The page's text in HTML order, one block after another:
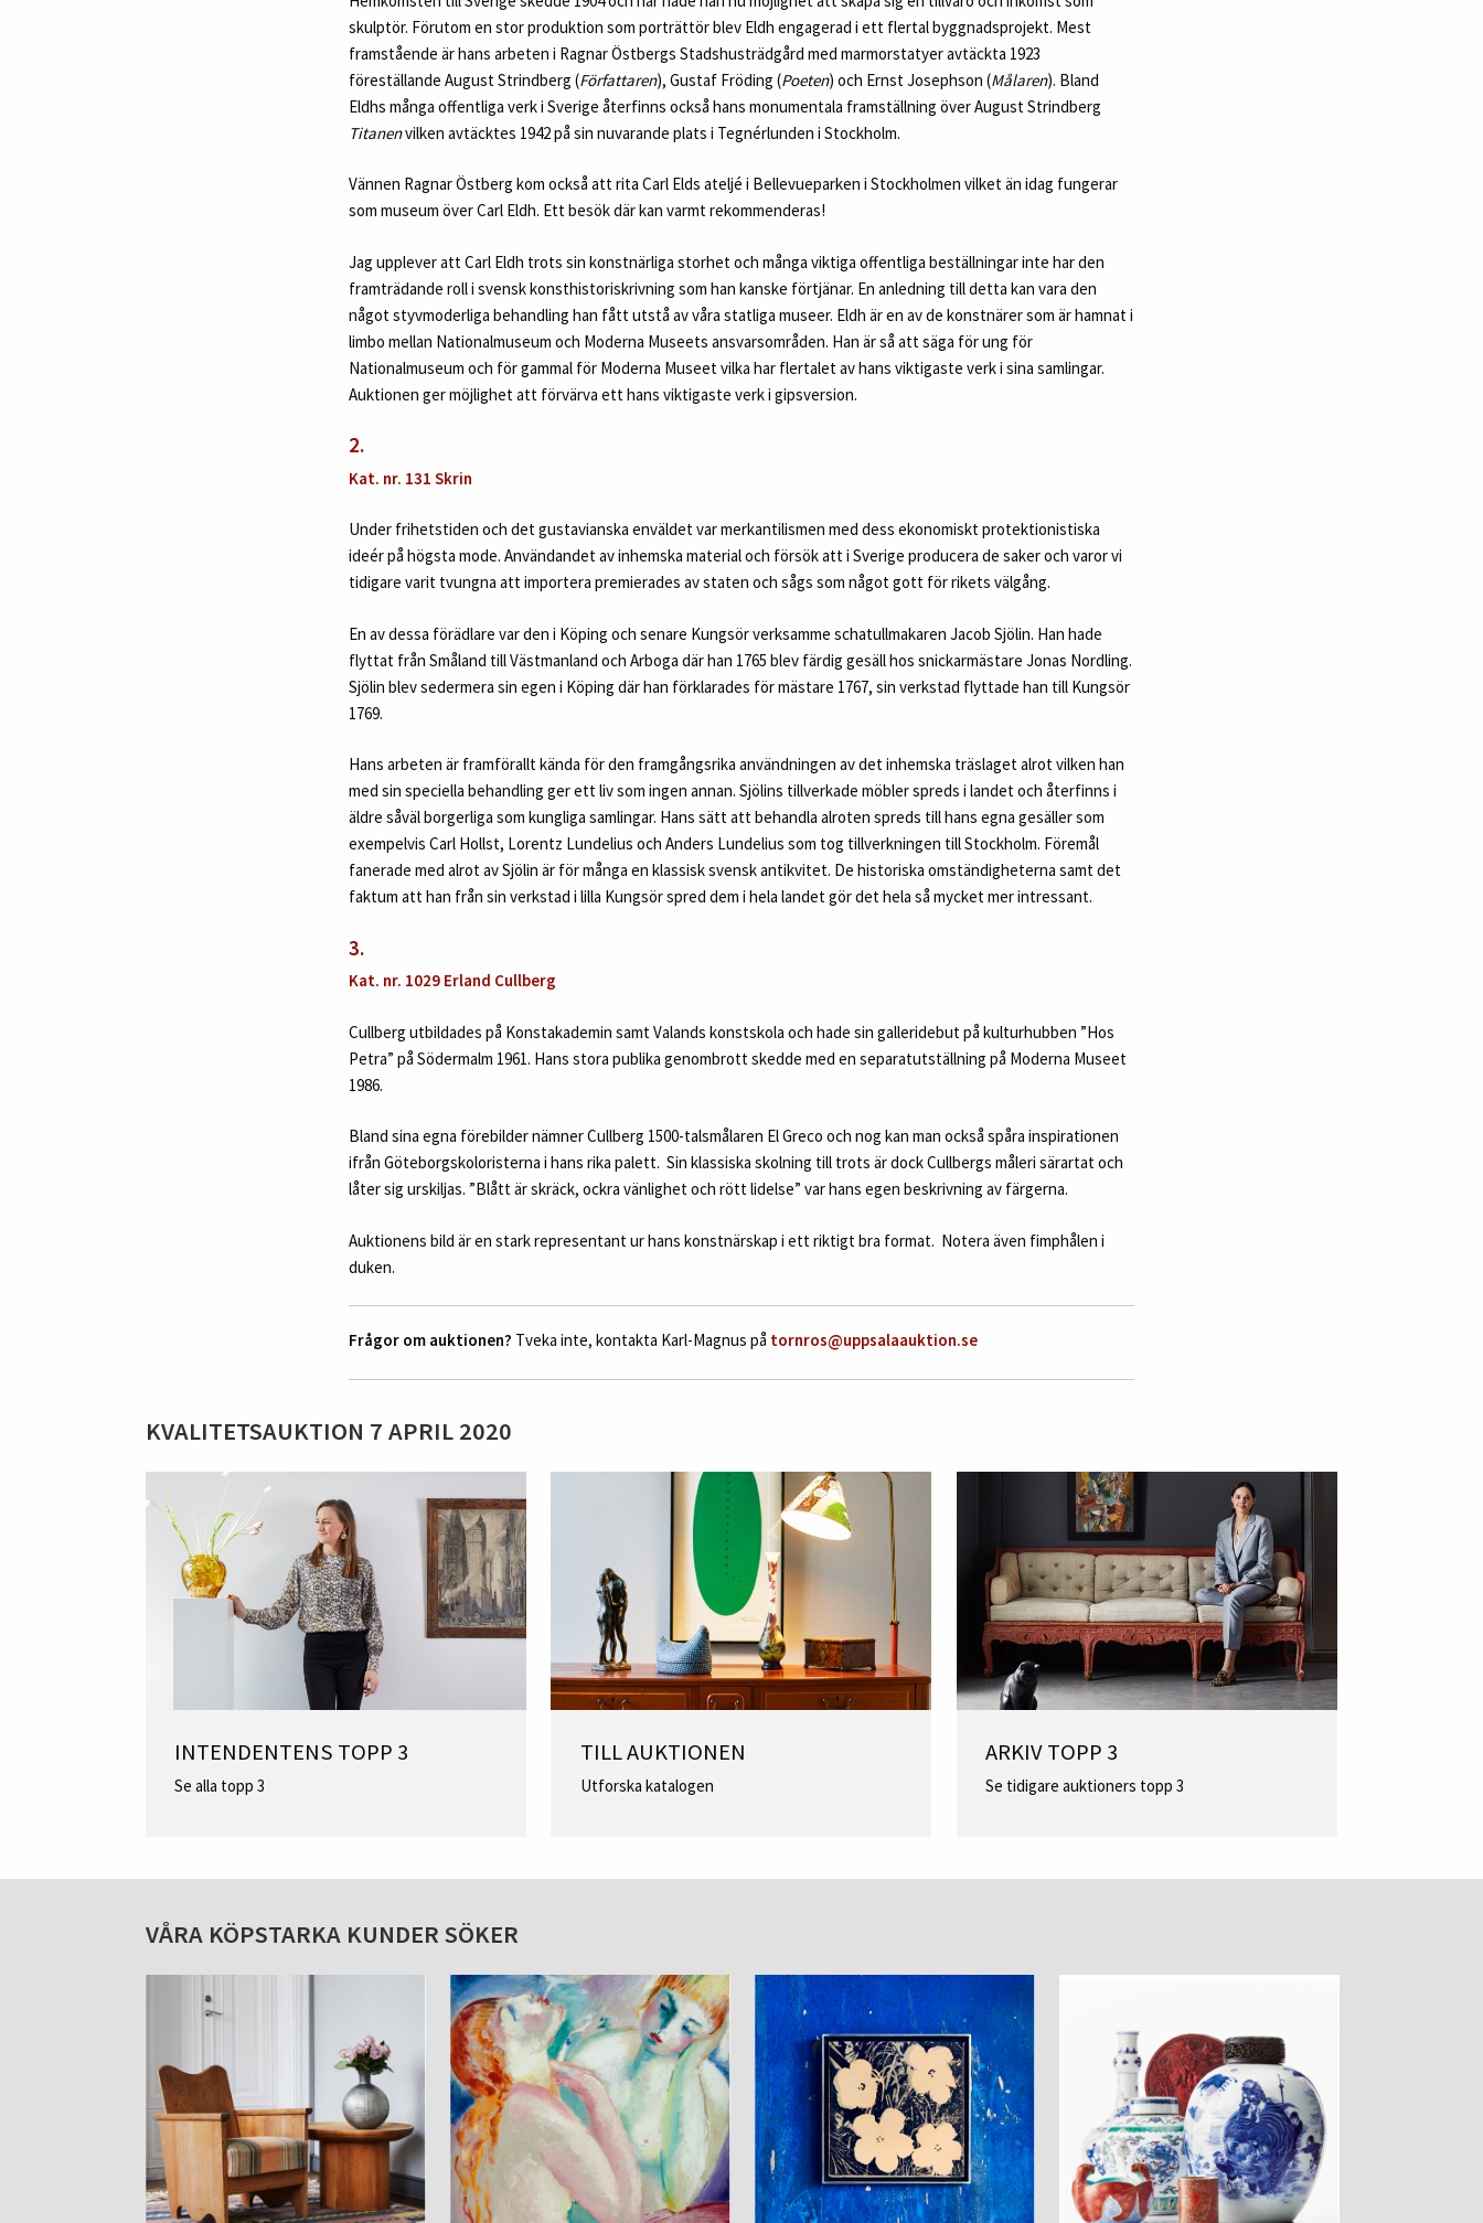
skulptör. Förutom en stor produktion som porträttör blev Eldh engagerad i ett flertal byggnadsprojekt. Mest
framstående är hans arbeten i Ragnar Östbergs Stadshusträdgård med marmorstatyer avtäckta 1923
föreställande August Strindberg (Författaren), Gustaf Fröding (Poeten) och Ernst Josephson (Målaren). Bland
Eldhs många offentliga verk i Sverige återfinns också hans monumentala framställning över August Strindberg
Titanenvilken avtäcktes 1942 på sin nuvarande plats i Tegnérlunden i Stockholm.
Vännen Ragnar Östberg kom också att rita Carl Elds ateljé i Bellevueparken i Stockholmen vilket än idag fungerar
som museum över Carl Eldh. Ett besök där kan varmt rekommenderas!
Jag upplever att Carl Eldh trots sin konstnärliga storhet och många viktiga offentliga beställningar inte har den
framträdande roll i svensk konsthistoriskrivning som han kanske förtjänar. En anledning till detta kan vara den
något styvmoderliga behandling han fått utstå av våra statliga museer. Eldh är en av de konstnärer som är hamnat i
limbo mellan Nationalmuseum och Moderna Museets ansvarsområden. Han är så att säga för ung för
Nationalmuseum och för gammal för Moderna Museet vilka har flertalet av hans viktigaste verk i sina samlingar.
Auktionen ger möjlighet att förvärva ett hans viktigaste verk i gipsversion.
2.
Kat. nr. 131 Skrin
Under frihetstiden och det gustavianska enväldet var merkantilismen med dess ekonomiskt protektionistiska
ideér på högsta mode. Användandet av inhemska material och försök att i Sverige producera de saker och varor vi
tidigare varit tvungna att importera premierades av staten och sågs som något gott för rikets välgång.
En av dessa förädlare var den i Köping och senare Kungsör verksamme schatullmakaren Jacob Sjölin. Han hade
flyttat från Småland till Västmanland och Arboga där han 1765 blev färdig gesäll hos snickarmästare Jonas Nordling.
Sjölin blev sedermera sin egen i Köping där han förklarades för mästare 1767, sin verkstad flyttade han till Kungsör
1769.
Hans arbeten är framförallt kända för den framgångsrika användningen av det inhemska träslaget alrot vilken han
med sin speciella behandling ger ett liv som ingen annan. Sjölins tillverkade möbler spreds i landet och återfinns i
äldre såväl borgerliga som kungliga samlingar. Hans sätt att behandla alroten spreds till hans egna gesäller som
exempelvis Carl Hollst, Lorentz Lundelius och Anders Lundelius som tog tillverkningen till Stockholm. Föremål
fanerade med alrot av Sjölin är för många en klassisk svensk antikvitet. De historiska omständigheterna samt det
faktum att han från sin verkstad i lilla Kungsör spred dem i hela landet gör det hela så mycket mer intressant.
3.
Kat. nr. 1029 Erland Cullberg
Cullberg utbildades på Konstakademin samt Valands konstskola och hade sin galleridebut på kulturhubben ”Hos
Petra” på Södermalm 1961. Hans stora publika genombrott skedde med en separatutställning på Moderna Museet
1986.
Bland sina egna förebilder nämner Cullberg 1500-talsmålaren El Greco och nog kan man också spåra inspirationen
ifrån Göteborgskoloristerna i hans rika palett. Sin klassiska skolning till trots är dock Cullbergs måleri särartat och
låter sig urskiljas. ”Blått är skräck, ockra vänlighet och rött lidelse” var hans egen beskrivning av färgerna.
Auktionens bild är en stark representant ur hans konstnärskap i ett riktigt bra format. Notera även fimphålen i
duken.
Frågor om auktionen? Tveka inte, kontakta Karl-Magnus på tornros@uppsalaauktion.se
KVALITETSAUKTION 7 APRIL 2020
INTENDENTENS TOPP 3
Se alla topp 3
TILL AUKTIONEN
Utforska katalogen
ARKIV TOPP 3
Se tidigare auktioners topp 3
VÅRA KÖPSTARKA KUNDER SÖKER